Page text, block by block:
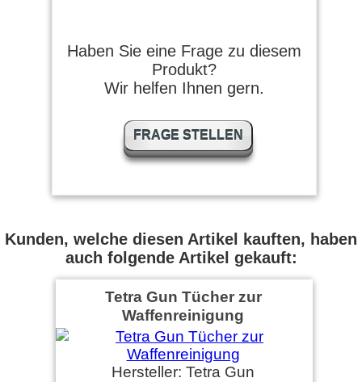
gute Ware preiswert und
schnell geliefert, danke
Hoffmann schrieb am
17.05.2015
bin mit dem Ergebnis sehr
Ralf C. schrieb am
02.02.2015
unserem Unternehmen zur
Innenrohrreinigung von
Stahlrohren …
Micha G. schrieb am
12.01.2015
Haben Sie eine Frage zu diesem
Produkt?
Wir helfen Ihnen gern.
FRAGE STELLEN
Kunden, welche diesen Artikel kauften, haben
auch folgende Artikel gekauft:
Tetra Gun Tücher zur
Waffenreinigung
Hersteller: Tetra Gun